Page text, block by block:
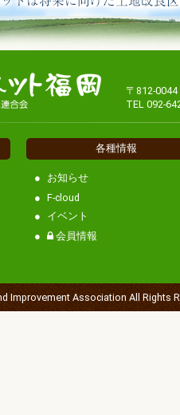
〒812-
TEL 092-
各種情報
お知らせ
F-cloud
イベント
会員情報
Improvement Association All Rights